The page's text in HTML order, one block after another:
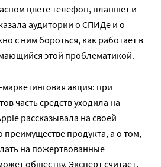
цвете телефон, планшет и
аудитории о СПИДе и о
с ним бороться, как работает в
этой проблематикой.
акция: при
часть средств уходила на
рассказывала на своей
преимуществе продукта, а о том,
на пожертвованные
обществу. Эксперт считает,